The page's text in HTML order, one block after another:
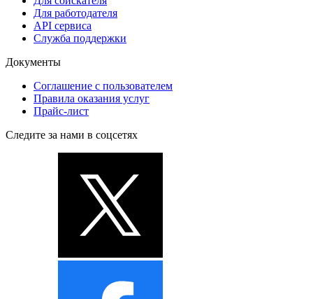
Для работодателя
API сервиса
Служба поддержки
Документы
Соглашение с пользователем
Правила оказания услуг
Прайс-лист
Следите за нами в соцсетях